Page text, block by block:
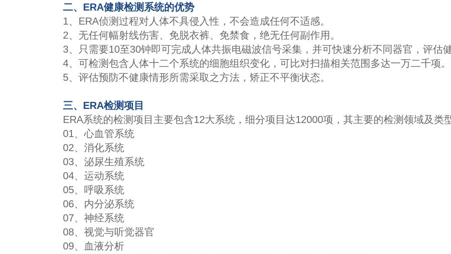
二、ERA健康检测系统的优势
1、ERA侦测过程对人体不具侵入性，不会造成任何不适感。
2、无任何幅射线伤害、免脱衣裤、免禁食，绝无任何副作用。
3、只需要10至30钟即可完成人体共振电磁波信号采集，并可快速分析不同器官，评估健
4、可检测包含人体十二个系统的细胞组织变化，可比对扫描相关范围多达一万二千项。
5、评估预防不健康情形所需采取之方法，矫正不平衡状态。
三、ERA检测项目
ERA系统的检测项目主要包含12大系统，细分项目达12000项，其主要的检测领域及类
01、心血管系统
02、消化系统
03、泌尿生殖系统
04、运动系统
05、呼吸系统
06、内分泌系统
07、神经系统
08、视觉与听觉器官
09、血液分析